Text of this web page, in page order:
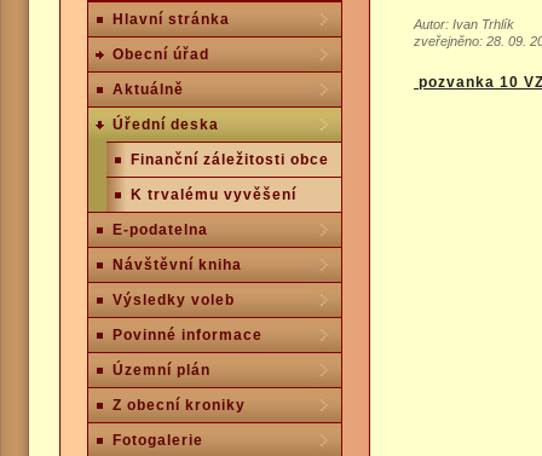
Autor: Ivan Trhlík
zveřejněno: 28. 09.
pozvanka 10
Hlavní stránka
Obecní úřad
Aktuálně
Úřední deska
Finanční záležitosti obce
K trvalému vyvěšení
E-podatelna
Návštěvní kniha
Výsledky voleb
Povinné informace
Územní plán
Z obecní kroniky
Fotogalerie